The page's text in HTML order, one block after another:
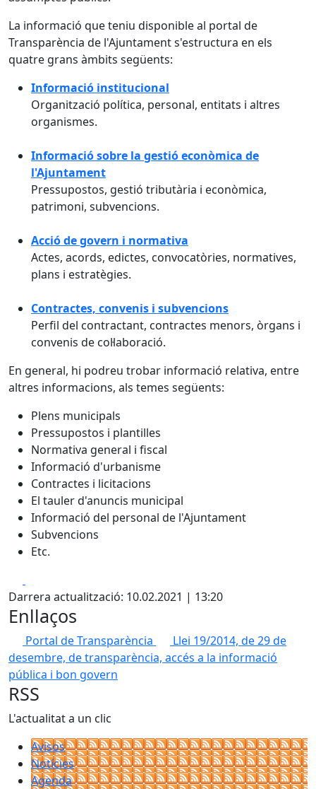
La informació que teniu disponible al portal de
Transparència de l'Ajuntament s'estructura en els
quatre grans àmbits següents:
Informació institucional
Organització política, personal, entitats i altres
organismes.
Informació sobre la gestió econòmica de
l'Ajuntament
Pressupostos, gestió tributària i econòmica,
patrimoni, subvencions.
Acció de govern i normativa
Actes, acords, edictes, convocatòries, normatives,
plans i estratègies.
Contractes, convenis i subvencions
Perfil del contractant, contractes menors, òrgans i
convenis de col·laboració.
En general, hi podreu trobar informació relativa, entre
altres informacions, als temes següents:
Plens municipals
Pressupostos i plantilles
Normativa general i fiscal
Informació d'urbanisme
Contractes i licitacions
El tauler d'anuncis municipal
Informació del personal de l'Ajuntament
Subvencions
Etc.
Darrera actualització: 10.02.2021 | 13:20
Enllaços
Portal de Transparència
Llei 19/2014, de 29 de
desembre, de transparència, accés a la informació
pública i bon govern
RSS
L'actualitat a un clic
Avisos
Notícies
Agenda